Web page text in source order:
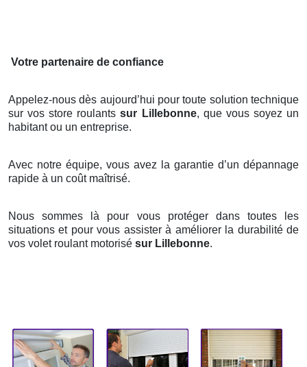
Votre partenaire de confiance
Appelez-nous dès aujourd’hui pour toute solution technique
sur vos store roulantssur Lillebonne, que vous soyez un
habitant ou un entreprise.
Avec notre équipe, vous avez la garantie d’un dépannage
rapide à un coût maîtrisé.
Nous sommes là pour vous protéger dans toutes les
situations et pour vous assister à améliorer la durabilité de
vos volet roulant motorisé sur Lillebonne.